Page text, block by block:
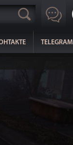
TELEGRAM